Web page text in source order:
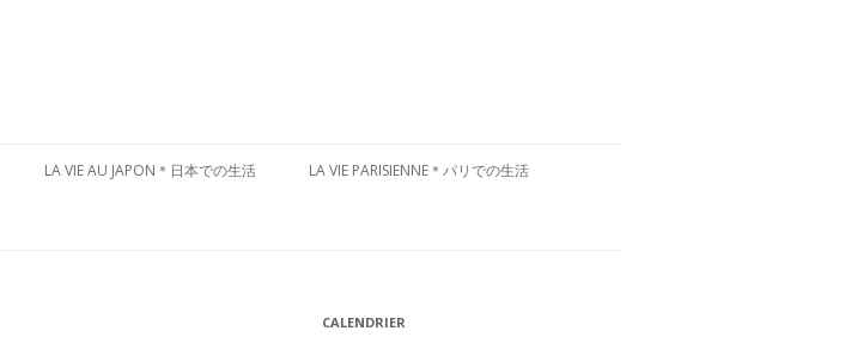
au
LA VIE AU JAPON＊日本での生活 LA VIE PARISIENNE＊パリでの生活
メ
CALENDRIER